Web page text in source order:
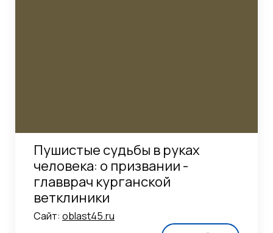
Пушистые судьбы в руках
человека: о призвании -
главврач курганской
ветклиники
Сайт: oblast45.ru